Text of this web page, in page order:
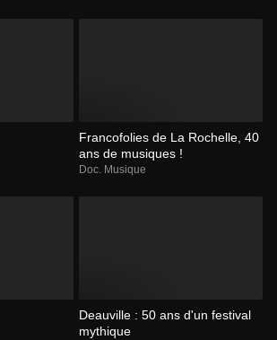
Francofolies de La Rochelle, 40
ans de musiques !
Doc. Musique
Deauville : 50 ans d'un festival
mythique